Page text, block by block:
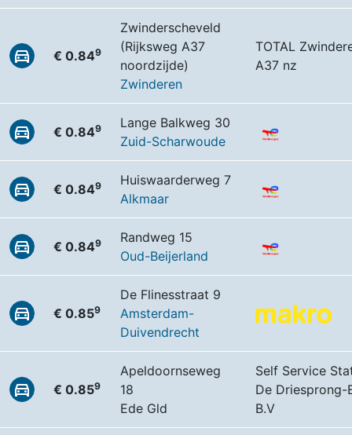
€ 0.849
Zwinderscheveld
(Rijksweg A37
noordzijde)
Zwinderen
TOTAL
A37 nz
€ 0.849
Lange Balkweg 30
Zuid-Scharwoude
€ 0.849
Huiswaarderweg 7
Alkmaar
€ 0.849
Randweg 15
Oud-Beijerland
€ 0.859
De Flinesstraat 9
Amsterdam-
Duivendrecht
€ 0.859
Apeldoornseweg
18
Ede Gld
Self Service
De Driesprong-
B.V